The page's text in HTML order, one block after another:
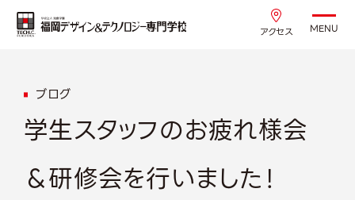
アクセス MENU
ブログ
学生スタッフのお疲れ様会
＆研修会を行いました！